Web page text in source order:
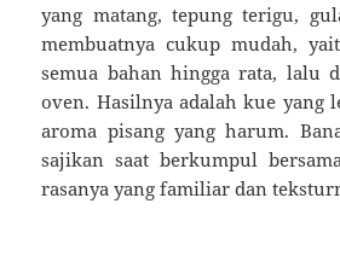
yang matang, tepung terigu,
membuatnya cukup mudah,
semua bahan hingga rata, lalu
oven. Hasilnya adalah kue yang
aroma pisang yang harum.
sajikan saat berkumpul
rasanya yang familiar dan